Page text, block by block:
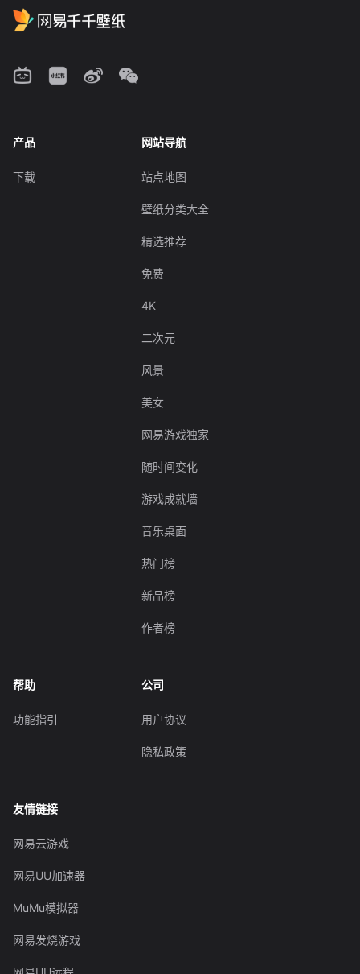
产品
下载
网站导航
站点地图
壁纸分类大全
精选推荐
免费
4K
二次元
风景
美女
网易游戏独家
随时间变化
游戏成就墙
音乐桌面
热门榜
新品榜
作者榜
帮助
功能指引
公司
用户协议
隐私政策
友情链接
网易云游戏
网易UU加速器
MuMu模拟器
网易发烧游戏